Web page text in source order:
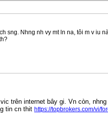
sng. Nhng nh vy mt ln na, tôi m v iu
trên internet bây gi. Vn còn,
tin cn thit https://topbrokers.com/vi/